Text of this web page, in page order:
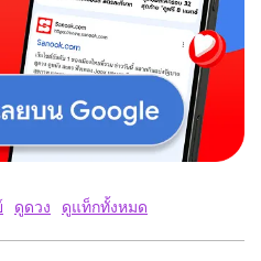
ดูดวง ดูแท็กทั้งหมด